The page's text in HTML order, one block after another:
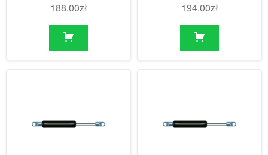
188.00zł 194.00zł